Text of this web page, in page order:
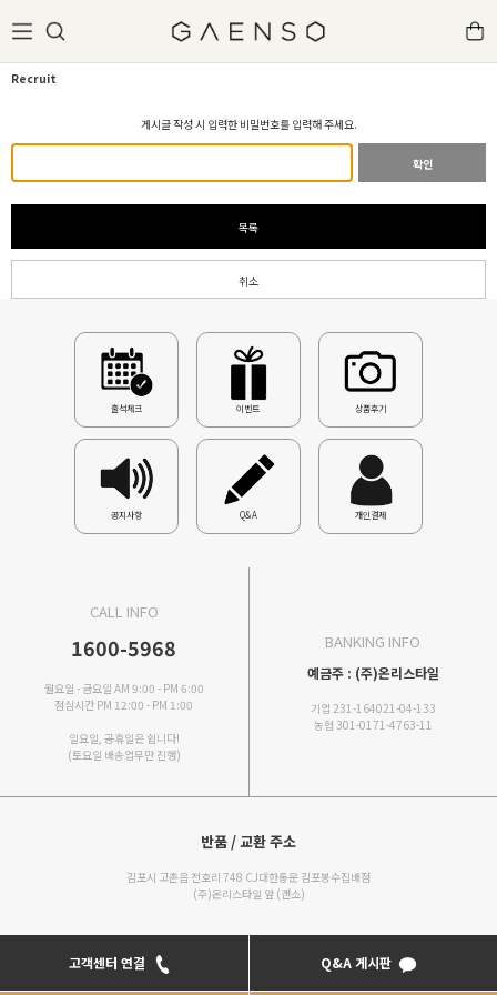
Recruit
게시글 작성 시 입력한 비밀번호를 입력해 주세요.
확인
목록
취소
출석체크 이벤트 상품후기
공지사항 Q&A 개인결제
CALL INFO
1600-5968
월요일 - 금요일 AM 9:00 - PM 6:00
점심시간 PM 12:00 - PM 1:00
일요일, 공휴일은 쉽니다!
(토요일 배송업무만 진행)
BANKING INFO
예금주 : (주)온리스타일
기업 231-164021-04-133
농협 301-0171-4763-11
반품 / 교환 주소
김포시 고촌읍 전호리 748 CJ대한통운 김포봉수집배점
(주)온리스타일 앞 (갠소)
고객센터 연결 Q&A 게시판